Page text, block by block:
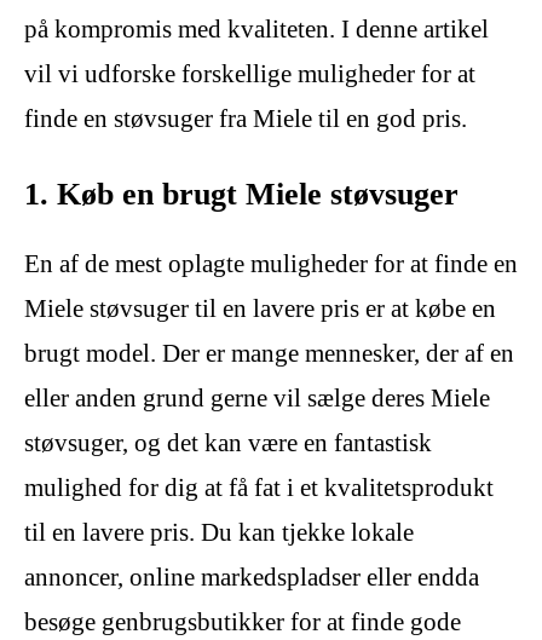
på kompromis med kvaliteten. I denne artikel
vil vi udforske forskellige muligheder for at
finde en støvsuger fra Miele til en god pris.
1. Køb en brugt Miele støvsuger
En af de mest oplagte muligheder for at finde en
Miele støvsuger til en lavere pris er at købe en
brugt model. Der er mange mennesker, der af en
eller anden grund gerne vil sælge deres Miele
støvsuger, og det kan være en fantastisk
mulighed for dig at få fat i et kvalitetsprodukt
til en lavere pris. Du kan tjekke lokale
annoncer, online markedspladser eller endda
besøge genbrugsbutikker for at finde gode